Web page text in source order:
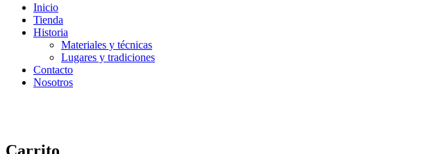
Inicio
Tienda
Historia
Materiales y técnicas
Lugares y tradiciones
Contacto
Nosotros
Carrito